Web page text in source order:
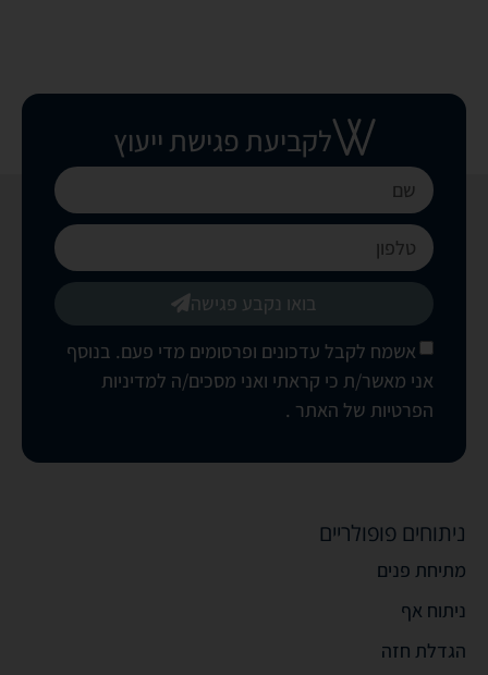
לקביעת פגישת ייעוץ
אשמח לקבל עדכונים ופרסומים מדי פעם. בנוסף
אני מאשר/ת כי קראתי ואני מסכים/ה למדיניות
הפרטיות של האתר .
בואו נקבע פגישה
ניתוחים פופולריים
מתיחת פנים
ניתוח אף
הגדלת חזה